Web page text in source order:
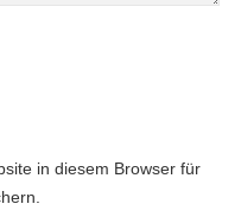
in diesem Browser für